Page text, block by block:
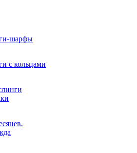
шарфы
с кольцами